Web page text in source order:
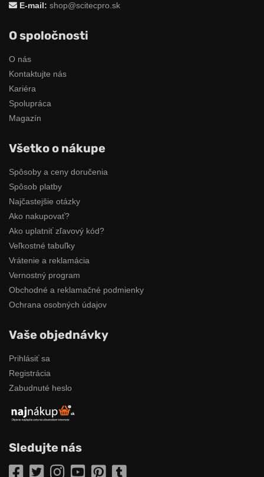
E-mail: shop@scitecpro.sk
O spoločnosti
O nás
Kontaktujte nás
Kariéra
Spolupráca
Magazín
Všetko o nákupe
Spôsoby a ceny doručenia
Spôsob platby
Najčastejšie otázky
Ako nakupovať?
Ako uplatniť zľavový kód?
Veľkostné tabuľky
Vrátenie a reklamácia
Vernostný program
Obchodné a reklamačné podmienky
Ochrana osobných údajov
Vaše objednávky
Prihlásiť sa
Registrácia
Zabudnuté heslo
Sledujte nás
Facebook
TwitterInstagramYouTubePinterest